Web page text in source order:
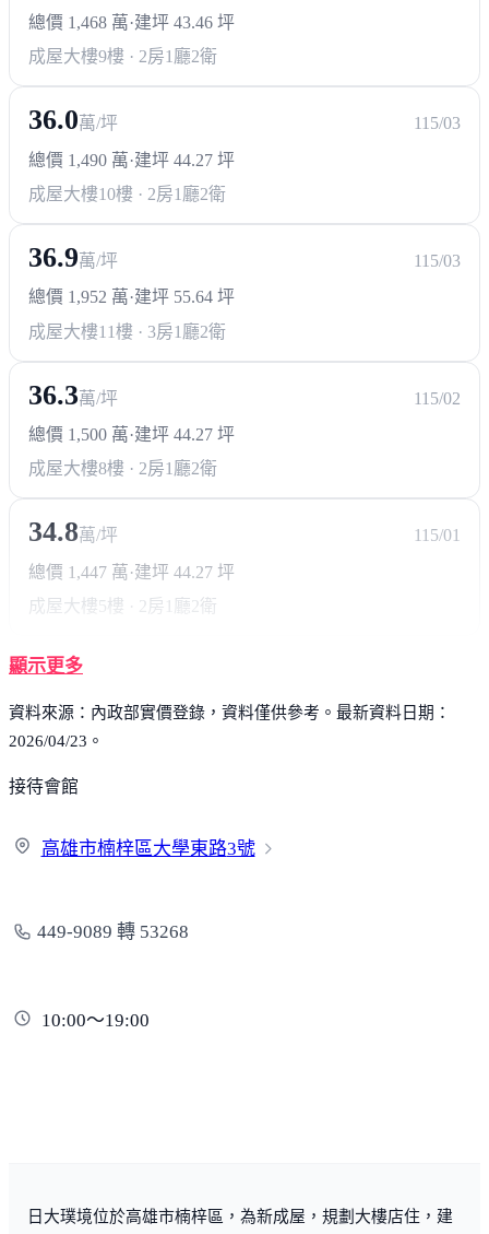
總價 1,468 萬·建坪 43.46 坪
成屋大樓9樓 · 2房1廳2衛
36.0萬/坪
115/03
總價 1,490 萬·建坪 44.27 坪
成屋大樓10樓 · 2房1廳2衛
36.9萬/坪
115/03
總價 1,952 萬·建坪 55.64 坪
成屋大樓11樓 · 3房1廳2衛
36.3萬/坪
115/02
總價 1,500 萬·建坪 44.27 坪
成屋大樓8樓 · 2房1廳2衛
34.8萬/坪
115/01
總價 1,447 萬 ·建坪 44.27 坪
成屋大樓5樓 · 2房1廳2衛
顯示更多
資料來源：內政部實價登錄，資料僅供參考。最新資料日期：
2026/04/23。
接待會館
高雄市楠梓區大學東路3號
449-9089 轉 53268
10:00～19:00
日大璞境位於高雄市楠梓區，為新成屋，規劃大樓店住，建